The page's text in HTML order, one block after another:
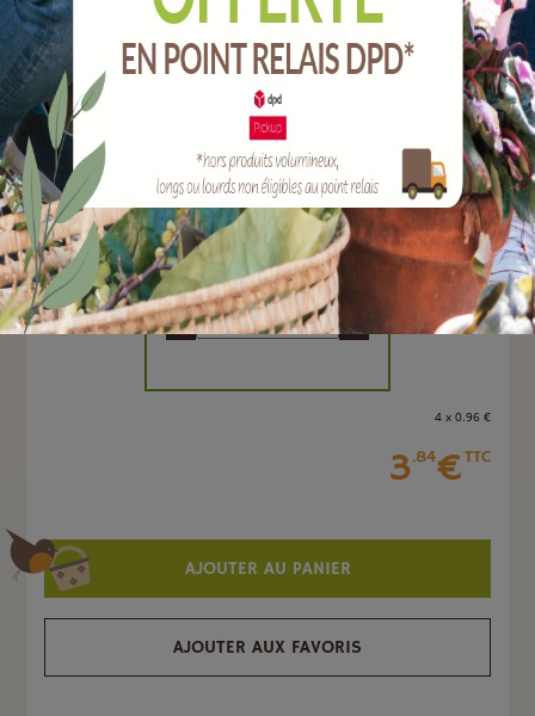
Mamelon double mâle égale polyamide
PA66 de 26x34 mm (1p)
Ref : A166459
EAN :
Marque :
Quantité :
Unité
- +
4 x 0.96 €
3.84€TTC
AJOUTER AU PANIER
AJOUTER AUX FAVORIS